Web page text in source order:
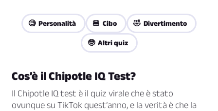
🧐 Personalità 🍔 Cibo 🤣 Divertimento
🤓 Altri quiz
Cos’è il Chipotle IQ Test?
Il Chipotle IQ test è il quiz virale che è stato
ovunque su TikTok quest’anno, e la verità è che la